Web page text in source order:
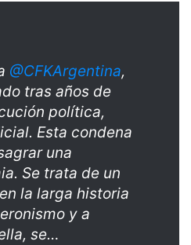
@CFKArgentina,
tras años de
política,
Esta condena
una
Se trata de un
la larga historia
y a
se…